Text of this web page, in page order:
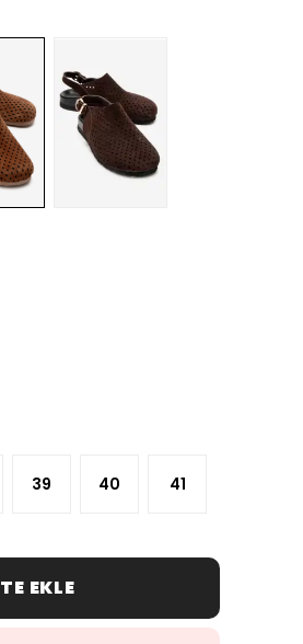
39 40 41
EKLE